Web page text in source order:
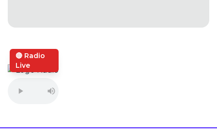
🔴 Radio
Live